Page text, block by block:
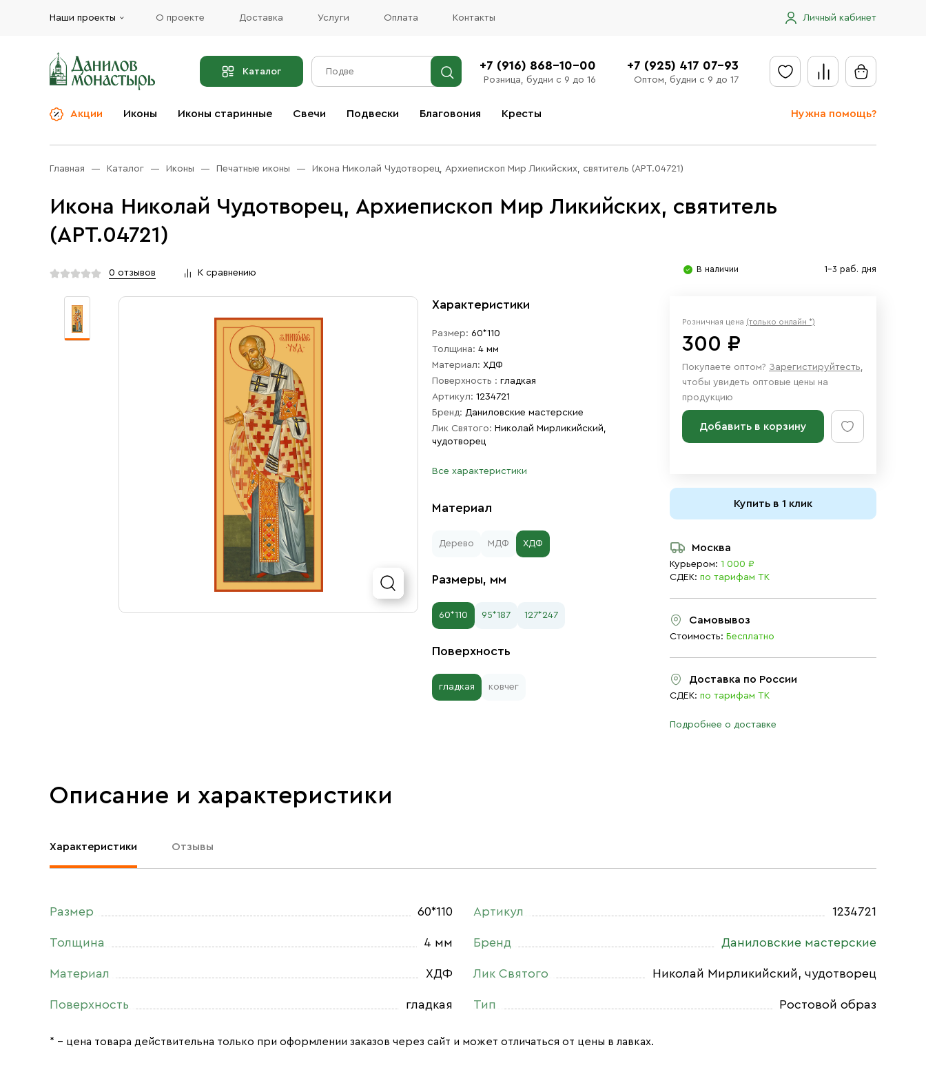
Наши проекты О проекте Доставка Услуги Оплата Контакты Личный кабинет
Каталог +7 (916) 868-10-00
Розница, будни с 9 до 16
+7 (925) 417 07-93
Оптом, будни с 9 до 17
Акции Иконы Иконы старинные Свечи Подвески Благовония Кресты Нужна помощь?
Отправить заявку
Акции
Церковная утварь
Иконы
Масло
Разное
Бренды
Услуги
Оплата
Главная Каталог Иконы Печатные иконы Икона Николай Чудотворец, Архиепископ Мир Ликийских, святитель (АРТ.04721)
Икона Николай Чудотворец, Архиепископ Мир Ликийских, святитель
(АРТ.04721)
0 отзывов К сравнению В наличии 1-3 раб. дня
Характеристики
Размер: 60*110
Толщина: 4 мм
Материал: ХДФ
Поверхность : гладкая
Артикул: 1234721
Бренд: Даниловские мастерские
Лик Святого: Николай Мирликийский,
чудотворец
Все характеристики
Материал
Дерево МДФ ХДФ
Размеры, мм
60*110 95*187 127*247
Поверхность
гладкая ковчег
Розничная цена (только онлайн *)
300 ₽
Покупаете оптом? Зарегистируйтесть,
чтобы увидеть оптовые цены на
продукцию
Добавить в корзину
Купить в 1 клик
Москва
Курьером: 1 000 ₽
СДЕК: по тарифам ТК
Самовывоз
Стоимость: Бесплатно
Доставка по России
СДЕК: по тарифам ТК
Подробнее о доставке
Описание и характеристики
Характеристики Отзывы
Размер 60*110
Толщина 4 мм
Материал ХДФ
Поверхность гладкая
Артикул 1234721
Бренд Даниловские мастерские
Лик Святого Николай Мирликийский, чудотворец
Тип Ростовой образ
* – цена товара действительна только при оформлении заказов через сайт и может отличаться от цены в лавках.